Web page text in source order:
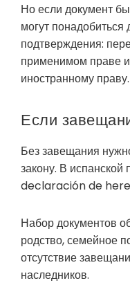
Но если документ
могут
подтверждения:
применимом праве
иностранному праву.
Если
Без завещания
закону. В
declaración de
Набор документов
родство, семейное
отсутствие
наследников.